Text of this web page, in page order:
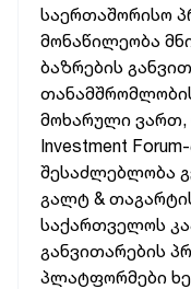
საერთაშორისო
მონაწილეობა
ბაზრების
მოხარული ვართ,
Investment
შესაძლებლობა
გალტ &
საქართველოს
განვითარების
პლატფორმები